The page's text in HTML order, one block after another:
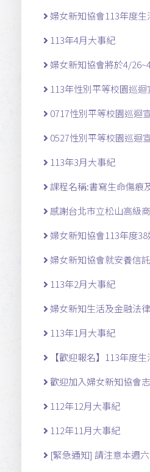
婦女新知協會113年度生
113年4月大事紀
婦女新知協會將於4/
113年性別平等校園巡迴
0717性別平等校園巡迴
0527性別平等校園巡迴
113年3月大事紀
課程名稱:書寫生命傷痕
感謝台北市立松山高級
婦女新知協會113年度38
婦女新知協會就安養信
113年2月大事紀
婦女新知生活及金融法
113年1月大事紀
【歡迎報名】113年度生
歡迎加入婦女新知協會
112年12月大事紀
112年11月大事紀
[緊急通知] 請注意本週